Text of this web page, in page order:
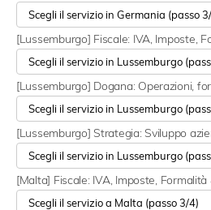
[Lussemburgo] Fiscale: IVA, Imposte,
[Lussemburgo] Dogana: Operazioni,
[Lussemburgo] Strategia: Sviluppo
[Malta] Fiscale: IVA, Imposte,